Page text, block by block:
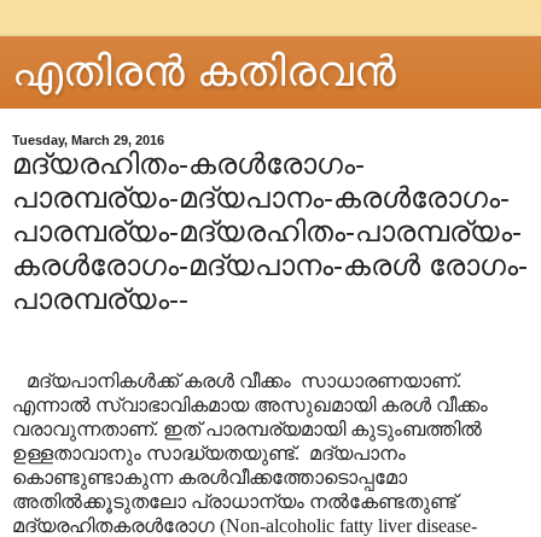
എതിരന്‍ കതിരവന്‍
Tuesday, March 29, 2016
മദ്യരഹിതം-കരൾരോഗം-
പാരമ്പര്യം-മദ്യപാനം-കരൾരോഗം-
പാരമ്പര്യം-മദ്യരഹിതം-പാരമ്പര്യം-
കരൾരോഗം-മദ്യപാനം-കരൾ രോഗം-
പാരമ്പര്യം--
മദ്യപാനികൾക്ക് കരൾ വീക്കം സാധാരണയാണ്.
എന്നാൽ സ്വാഭാവികമായ അസുഖമായി കരൾ വീക്കം
വരാവുന്നതാണ്. ഇത് പാരമ്പര്യമായി കുടുംബത്തിൽ
ഉള്ളതാവാനും സാദ്ധ്യതയുണ്ട്. മദ്യപാനം
കൊണ്ടുണ്ടാകുന്ന കരൾവീക്കത്തോടൊപ്പമോ
അതിൽക്കൂടുതലോ പ്രാധാന്യം നൽകേണ്ടതുണ്ട്
മദ്യരഹിതകരൾരോഗ (Non-alcoholic fatty liver disease-